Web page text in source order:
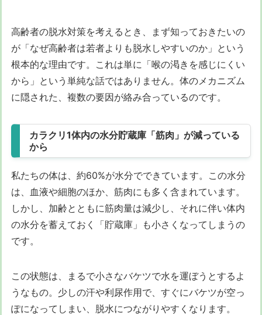
高齢者の脱水対策を考えるとき、まず知っておきたいの
が「なぜ高齢者は若者よりも脱水しやすいのか」という
根本的な理由です。これは単に「喉の渇きを感じにくい
から」という単純な話ではありません。体のメカニズム
に隠された、複数の要因が絡み合っているのです。
カラクリ1体内の水分貯蔵庫「筋肉」が減っている
から
私たちの体は、約60%が水分でできています。この水分
は、血液や細胞のほか、筋肉にも多く含まれています。
しかし、加齢とともに筋肉量は減少し、それに伴い体内
の水分を蓄えておく「貯蔵庫」も小さくなってしまうの
です。
この状態は、まるで小さなバケツで水を運ぼうとするよ
うなもの。少しの汗や利尿作用で、すぐにバケツが空っ
ぽになってしまい、脱水につながりやすくなります。